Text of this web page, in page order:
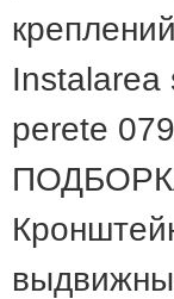
Instalarea
perete